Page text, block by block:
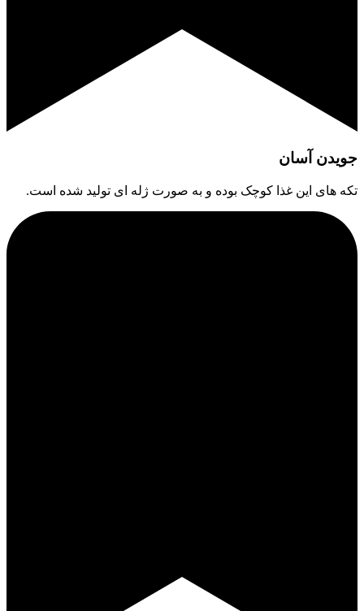
جویدن آسان
تکه های این غذا کوچک بوده و به صورت ژله ای تولید شده است.